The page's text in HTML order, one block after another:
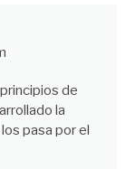
de
la
pasa por el